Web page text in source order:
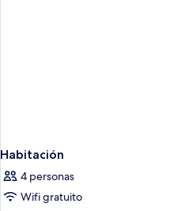
Habitación
4 personas
Wifi gratuito